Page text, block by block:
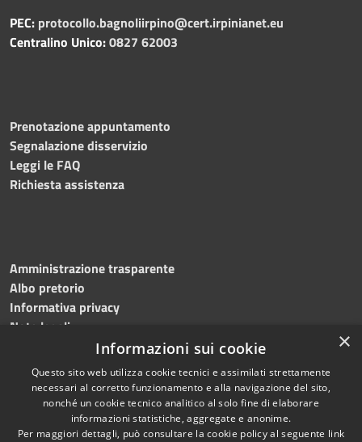
PEC: protocollo.bagnoliirpino@cert.irpinianet.eu
Centralino Unico:0827 62003
Prenotazione appuntamento
Segnalazione disservizio
Leggi le FAQ
Richiesta assistenza
Amministrazione trasparente
Albo pretorio
Informativa privacy
Note legali
Dichiarazione di accessibilità
Copyright © 2026 • Comune di
×
Informazioni sui cookie
Questo sito web utilizza cookie tecnici e assimilati strettamente
necessari al corretto funzionamento e alla navigazione del sito,
nonché un cookie tecnico analitico al solo fine di elaborare
informazioni statistiche, aggregate e anonime.
Per maggiori dettagli, può consultare la cookie policy al seguente link